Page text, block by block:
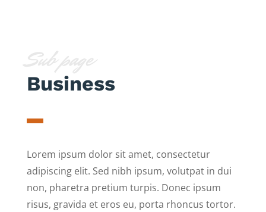
Business
Lorem ipsum dolor sit amet, consectetur
adipiscing elit. Sed nibh ipsum, volutpat in dui
non, pharetra pretium turpis. Donec ipsum
risus, gravida et eros eu, porta rhoncus tortor.